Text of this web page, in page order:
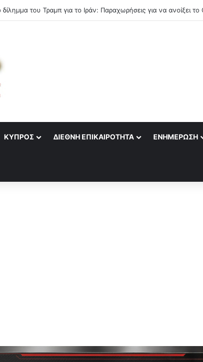
ΚΎΠΡΟΣ ΔΙΕΘΝΉ ΕΠΙΚΑΙΡΌΤΗΤΑ ΕΝΗΜΈΡΩΣΗ